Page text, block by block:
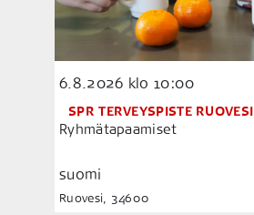
6.8.2026 klo 10:00
SPR TERVEYSPISTE RUOVESI
Ryhmätapaamiset
suomi
Ruovesi, 34600